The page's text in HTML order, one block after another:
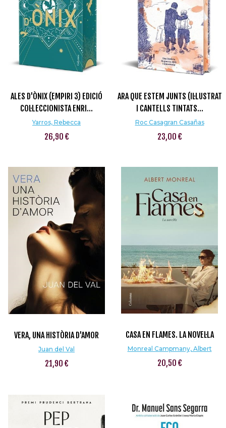
ALES D'ÒNIX (EMPIRI 3) EDICIÓ
COL·LECCIONISTA ENRI...
Yarros, Rebecca
26,90 €
ARA QUE ESTEM JUNTS (IL·LUSTRAT
I CANTELLS TINTATS...
Roc Casagran Casañas
23,00 €
VERA, UNA HISTÒRIA D'AMOR
Juan del Val
21,90 €
CASA EN FLAMES. LA NOVEL·LA
Monreal Campmany, Albert
20,50 €